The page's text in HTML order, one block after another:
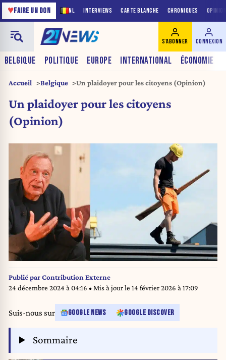
NL INTERVIEWS CARTE BLANCHE CHRONIQUES
♥FAIRE UN DON
BELGIQUE POLITIQUE EUROPE INTERNATIONAL ÉCONOMIE
S'ABONNER CONNEXION
Accueil Belgique Un plaidoyer pour les citoyens (Opinion)
Un plaidoyer pour les citoyens
(Opinion)
Publié parContribution Externe
24 décembre 2024 à 04:16 • Mis à jour le 14 février 2026 à 17:09
Suis-nous sur GOOGLE NEWS GOOGLE DISCOVER
Sommaire